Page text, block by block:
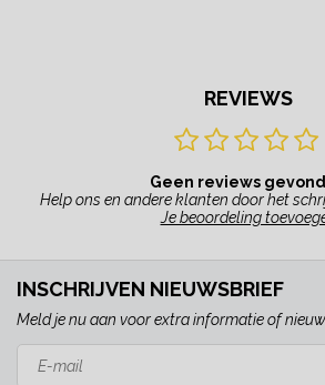
REVIEWS
Geen reviews
Help ons en andere klanten door het
Je beoordeling
INSCHRIJVEN NIEUWSBRIEF
Meld je nu aan voor extra informatie of